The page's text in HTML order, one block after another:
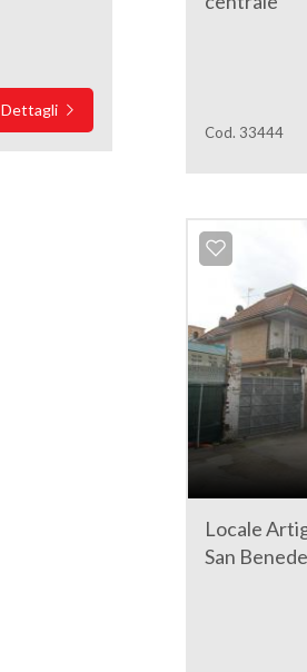
Dettagli
Cod. 33444
Locale
San